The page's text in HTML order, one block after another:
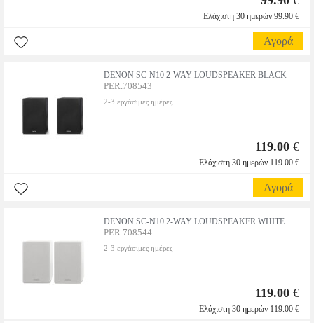
Ελάχιστη 30 ημερών 99.90 €
Αγορά
DENON SC-N10 2-WAY LOUDSPEAKER BLACK
PER.708543
2-3 εργάσιμες ημέρες
119.00 €
Ελάχιστη 30 ημερών 119.00 €
Αγορά
DENON SC-N10 2-WAY LOUDSPEAKER WHITE
PER.708544
2-3 εργάσιμες ημέρες
119.00 €
Ελάχιστη 30 ημερών 119.00 €